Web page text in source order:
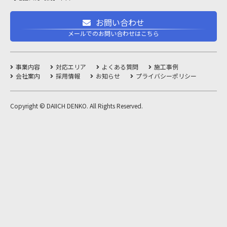
お問い合わせ
メールでのお問い合わせはこちら
事業内容 対応エリア よくある質問
施工事例
会社案内
採用情報 お知らせ プライバシーポリシー
Copyright © DAIICH DENKO. All Rights Reserved.